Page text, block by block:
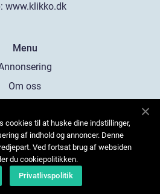
www.klikko.dk
Menu
Om oss
oss
Sitemap
cookies til at huske dine indstillinger,
af indhold og annoncer. Denne
Ved fortsat brug af websiden
du cookiepolitikken.
Privatlivspolitik